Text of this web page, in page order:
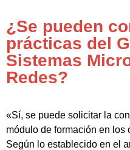
¿Se pueden
prácticas del
Sistemas
Redes?
«Sí, se puede solicitar la
módulo de formación en los
Según lo establecido en el